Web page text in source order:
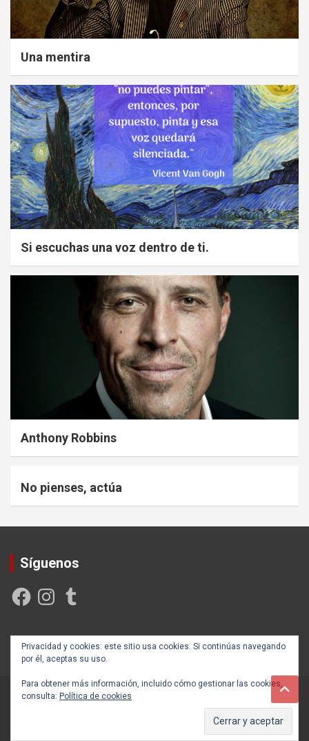
Una mentira
Si escuchas una voz dentro de ti.
Anthony Robbins
No pienses, actúa
Síguenos
FacebookInstagramTumblr
Privacidad y cookies: este sitio usa cookies. Si continúas navegando
por él, aceptas su uso.
Para obtener más información, incluido cómo gestionar las cookies,
consulta: Política de cookies
Creada y posicionada por Rogama Informática
Autoayúdate